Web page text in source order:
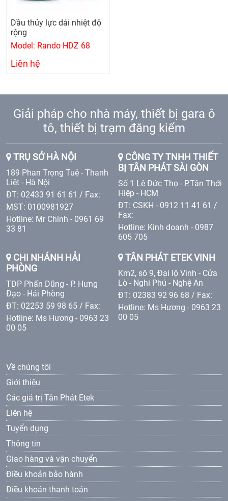
Dầu thủy lực dải nhiệt độ
rộng
Model: Rando HDZ 68
Liên hệ
Giải pháp cho nhà máy, thiết bị gara ô
tô, thiết bị trạm đăng kiểm
TRỤ SỞ HÀ NỘI
189 Phan Trọng Tuệ - Thanh
Liệt - Hà Nội
ĐT: 02433 91 61 61 / Fax:
MST: 0100981927
Hotline: Mr Chinh - 0961 69
33 81
CÔNG TY TNHH THIẾT
BỊ TÂN PHÁT SÀI GÒN
Số 1 Lê Đức Thọ - P.Tân Thới
Hiệp - HCM
ĐT: CSKH - 0912 11 41 61 /
Fax:
Hotline: Kinh doanh - 0987
605 705
CHI NHÁNH HẢI
PHÒNG
TDP Phấn Dũng - P. Hưng
Đạo - Hải Phòng
ĐT: 02253 59 98 65 / Fax:
Hotline: Ms Hương - 0963 23
00 05
TÂN PHÁT ETEK VINH
Km2, sô 9, Đại lộ Vinh - Cửa
Lò - Nghi Phú - Nghệ An
ĐT: 02383 92 96 68 / Fax:
Hotline: Ms Hương - 0963 23
00 05
Về chúng tôi
Giới thiệu
Các giá trị Tân Phát Etek
Liên hệ
Tuyển dụng
Thông tin
Giao hàng và vận chuyển
Điều khoản bảo hành
Điều khoản thanh toán